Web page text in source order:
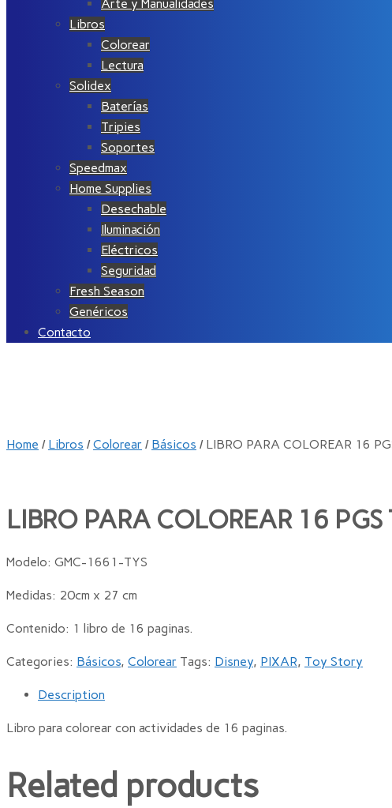
Arte y Manualidades
Libros
Colorear
Lectura
Solidex
Baterías
Tripies
Soportes
Speedmax
Home Supplies
Desechable
Iluminación
Eléctricos
Seguridad
Fresh Season
Genéricos
Contacto
Home / Libros /Colorear / Básicos / LIBRO PARA COLOREAR 16
LIBRO PARA COLOREAR 16 PGS
Modelo: GMC-1661-TYS
Medidas: 20cm x 27 cm
Contenido: 1 libro de 16 paginas.
Categories: Básicos, Colorear Tags: Disney, PIXAR, Toy Story
Description
Libro para colorear con actividades de 16 paginas.
Related products